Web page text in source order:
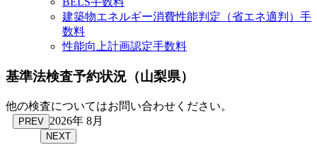
建築物エネルギー消費性能判定（省エネ適判）手
数料
性能向上計画認定手数料
基準法検査予約状況 （山梨県）
他の検査についてはお問い合わせください。
PREV 2026年 8月
NEXT